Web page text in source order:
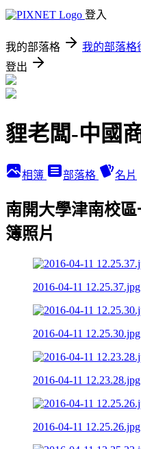
登入
我的部落格 我的部落格
登出
貍老闆-中國
相簿 部落格 名片
南開大學津南校
簿照片
2016-04-11 12.25.37.jpg
2016-04-11 12.25.30.jpg
2016-04-11 12.23.28.jpg
2016-04-11 12.25.26.jpg